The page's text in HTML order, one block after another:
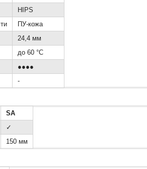
HIPS
ПУ-кожа
24,4 мм
до 60 °C
●●●●
-
SA
✓
150 мм